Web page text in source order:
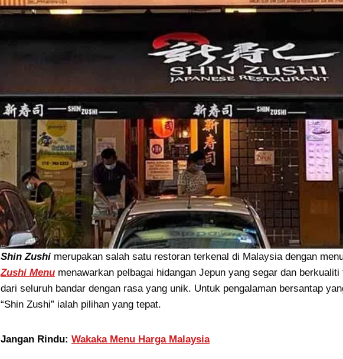
Shin Zushi merupakan salah satu restoran terkenal di Malaysia dengan
Zushi Menu menawarkan pelbagai hidangan Jepun yang segar dan
dari seluruh bandar dengan rasa yang unik. Untuk pengalaman bersantap
“Shin Zushi” ialah pilihan yang tepat.
Jangan Rindu: Wakaka Menu Harga Malaysia